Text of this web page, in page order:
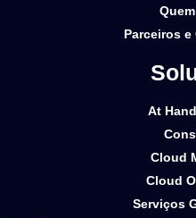
Parceiros
At
Cloud
Cloud
Serviços